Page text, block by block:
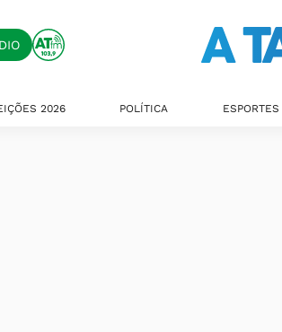
2026 POLÍTICA ESPORTES